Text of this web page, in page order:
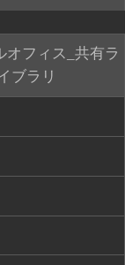
オフィス_共有ラ
ブラリ